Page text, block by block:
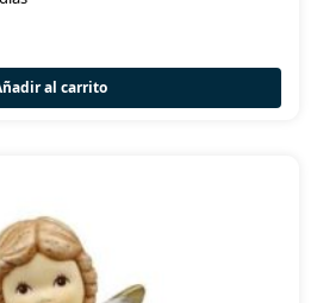
al carrito